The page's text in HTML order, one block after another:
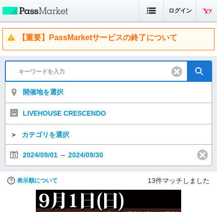
ログイン
【重要】PassMarketサービスの終了について
開催地を選択
LIVEHOUSE CRESCENDO
＞ カテゴリを選択
2024/09/01 ～ 2024/09/30
表示順について 13件マッチしました